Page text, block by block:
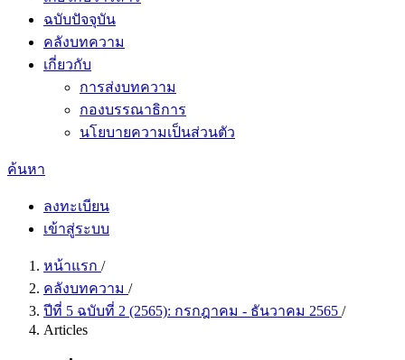
ฉบับปัจจุบัน
คลังบทความ
เกี่ยวกับ
การส่งบทความ
กองบรรณาธิการ
นโยบายความเป็นส่วนตัว
ค้นหา
ลงทะเบียน
เข้าสู่ระบบ
หน้าแรก /
คลังบทความ /
ปีที่ 5 ฉบับที่ 2 (2565): กรกฎาคม - ธันวาคม 2565 /
Articles